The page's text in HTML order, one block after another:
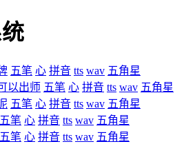
五笔 心 拼音 tts wav 五角星
以出师 五笔 心 拼音 tts wav 五角星
五笔 心 拼音 tts wav 五角星
五笔 心 拼音 tts wav 五角星
五笔 心 拼音 tts wav 五角星